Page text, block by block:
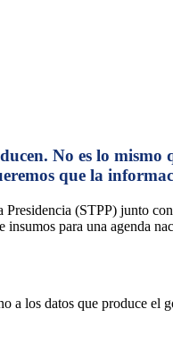
No es lo mismo
que la
(STPP) junto
para una agenda
a los datos que produce el